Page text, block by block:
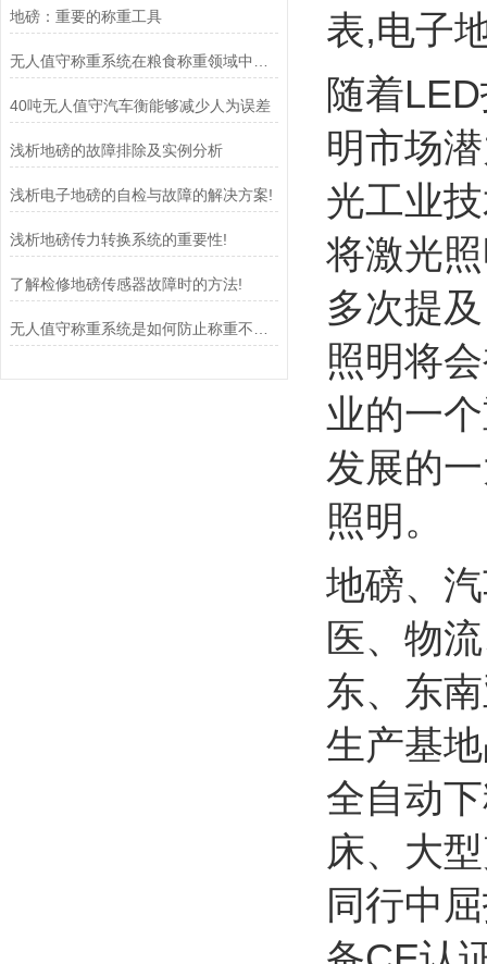
地磅：重要的称重工具
40吨无人值守汽车衡能够减少人为误差
浅析地磅的故障排除及实例分析
浅析电子地磅的自检与故障的解决方案!
浅析地磅传力转换系统的重要性!
了解检修地磅传感器故障时的方法!
表,电子
随着LED
明市场
光工业
将激光
多次提
照明将
业的一
发展的
照明。
地磅、
医、物
东、东
生产基
全自动
床、大
同行中